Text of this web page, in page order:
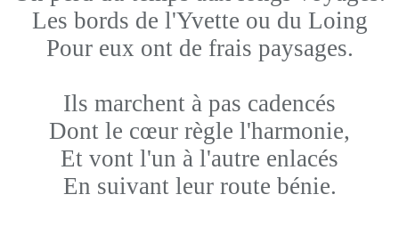
Les bords de l'Yvette ou du Loing
Pour eux ont de frais paysages.
Ils marchent à pas cadencés
Dont le cœur règle l'harmonie,
Et vont l'un à l'autre enlacés
En suivant leur route bénie.